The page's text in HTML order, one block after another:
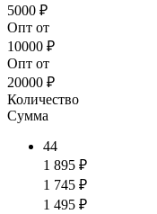
5000 ₽
Опт от
10000 ₽
Опт от
20000 ₽
Количество
Сумма
44
1 895 ₽
1 745 ₽
1 495 ₽